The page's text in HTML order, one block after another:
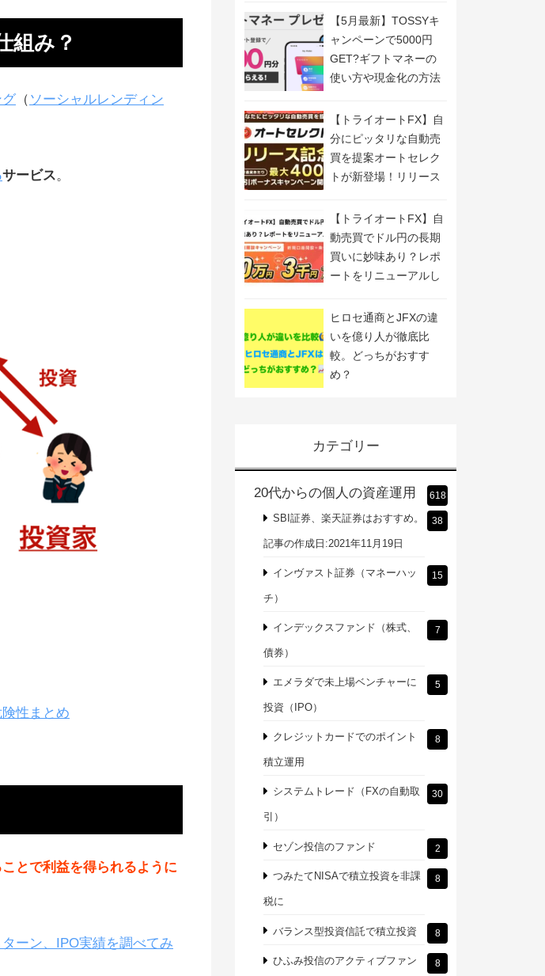
組み？
（ ソーシャルレンディン
サービス。
性まとめ
とで利益を得られるように
ーン、IPO実績を調べてみ
【5月最新】TOSSYキ
ャンペーンで5000円
GET?ギフトマネーの
使い方や現金化の方法
【トライオートFX】自
分にピッタリな自動売
買を提案オートセレク
トが新登場！リリース
催！
【トライオートFX】自
動売買でドル円の長期
買いに妙味あり？レポ
ートをリニューアルし
ヒロセ通商とJFXの違
いを億り人が徹底比
較。どっちがおすす
め？
カテゴリー
20代からの個人の資産運用 618
SBI証券、楽天証券はおすすめ。
記事の作成日:2021年11月19日
38
インヴァスト証券（マネーハッ
チ）
15
インデックスファンド（株式、
債券）
7
エメラダで未上場ベンチャーに
投資（IPO）
5
クレジットカードでのポイント
積立運用
8
システムトレード（FXの自動取
引）
30
セゾン投信のファンド 2
つみたてNISAで積立投資を非課
税に
8
バランス型投資信託で積立投資 8
ひふみ投信のアクティブファン 8